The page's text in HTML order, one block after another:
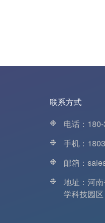
联系方式
❉
电话：
❉
手机：
❉
邮箱：
❉
地址：河
学科技园区